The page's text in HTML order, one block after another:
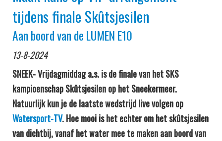
tijdens finale Skûtsjesilen
Aan boord van de LUMEN E10
13-8-2024
SNEEK- Vrijdagmiddag a.s. is de finale van het SKS
kampioenschap Skûtsjesilen op het Sneekermeer.
Natuurlijk kun je de laatste wedstrijd live volgen op
Watersport-TV. Hoe mooi is het echter om het skûtsjesilen
van dichtbij, vanaf het water mee te maken aan boord van